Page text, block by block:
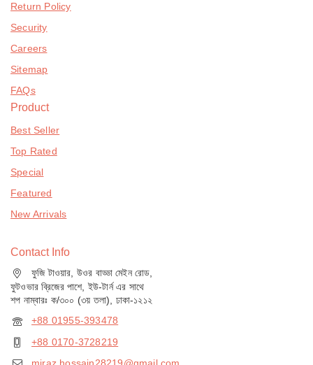
Return Policy
Security
Careers
Sitemap
FAQs
Product
Best Seller
Top Rated
Special
Featured
New Arrivals
Contact Info
ফুজি টাওয়ার, উওর বাড্ডা মেইন রোড,
ফুটওভার ব্রিজের পাশে, ইউ-টার্ন এর সাথে
শপ নাম্বারঃ ক/৩০০ (৩য় তলা), ঢাকা-১২১২
+88 01955-393478
+88 0170-3728219